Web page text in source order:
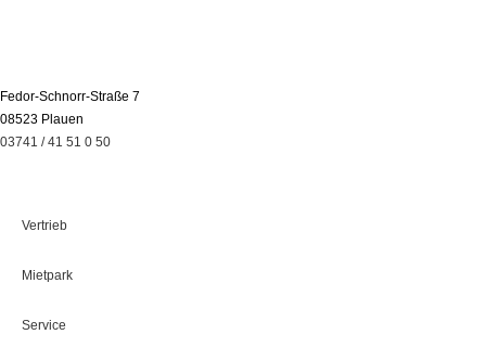
Fedor-Schnorr-Straße 7
08523 Plauen
03741 / 41 51 0 50
Vertrieb
Mietpark
Service